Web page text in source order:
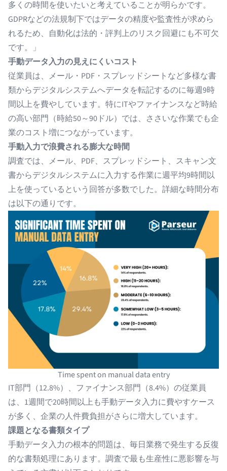
多くの時間を使いたいと考えていることが明らかです。
GDPRなどの法規制下ではデータの精度や監査性が求めら
れるため、自動化は法的・評判上のリスク回避にも不可欠
です。」
手動データ入力の見えにくいコスト
従業員は、メール・PDF・スプレッドシートなど多様な書
類からデジタルシステムへデータを転記するのに毎週9時
間以上を費やしています。特にITやファイナンスなど時給
の高い部門（時給50～90ドル）では、ささいな作業でも企
業のコスト増につながっています。
手動入力で浪費される膨大な時間
調査では、メール、PDF、スプレッドシート、スキャン文
書からデジタルシステムに入力する作業に週平均9時間以
上を使っているという回答が多数でした。詳細な時間分布
は以下の通りです。
Time spent on manual data entry
IT部門（12.8%）、ファイナンス部門（8.4%）の従業員
は、1週間で20時間以上も手動データ入力に費やすケース
が多く、企業の人件費負担がさらに増大しています。
課題となる書類タイプ
手動データ入力の根本的問題は、毎日業務で発生する反復
的な書類処理にあります。調査で最も生産性に悪影響を与